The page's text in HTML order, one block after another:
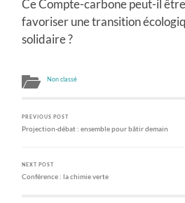
Ce Compte-carbone peut-il
favoriser une transition
solidaire ?
Non classé
PREVIOUS POST
Projection-débat : ensemble pour bâtir demain
NEXT POST
Conférence : la chimie verte